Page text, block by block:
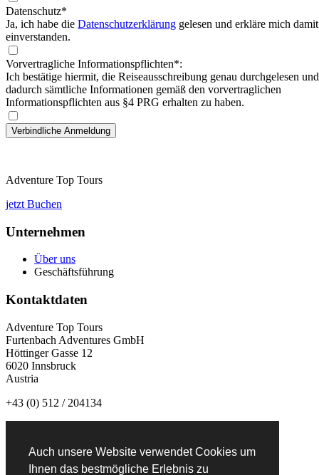
Auch unsere Website verwendet Cookies um
Ihnen das bestmögliche Erlebnis zu
Datenschutz*
Ja, ich habe die Datenschutzerklärung gelesen und erkläre mich damit
einverstanden.
Vorvertragliche Informationspflichten*:
Ich bestätige hiermit, die Reiseausschreibung genau durchgelesen und
dadurch sämtliche Informationen gemäß den vorvertraglichen
Informationspflichten aus §4 PRG erhalten zu haben.
Adventure Top Tours
jetzt Buchen
Unternehmen
Über uns
Geschäftsführung
Kontaktdaten
Adventure Top Tours
Furtenbach Adventures GmbH
Höttinger Gasse 12
6020 Innsbruck
Austria
+43 (0) 512 / 204134
Newsletteranmeldung: